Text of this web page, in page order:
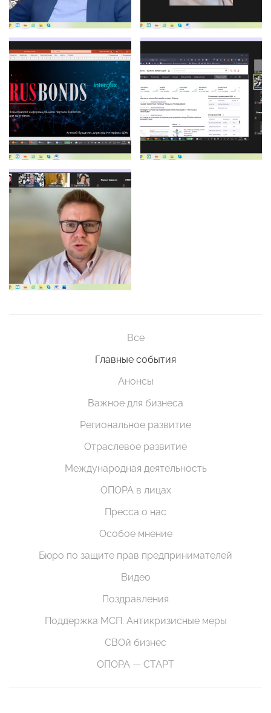
Все
Главные события
Анонсы
Важное для бизнеса
Региональное развитие
Отраслевое развитие
Международная деятельность
ОПОРА в лицах
Пресса о нас
Особое мнение
Бюро по защите прав предпринимателей
Видео
Поздравления
Поддержка МСП. Антикризисные меры
СВОй бизнес
ОПОРА — СТАРТ